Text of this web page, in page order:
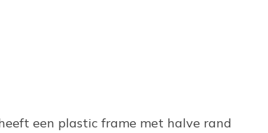
een plastic frame met halve rand